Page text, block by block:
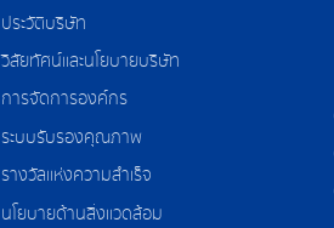
ประวัติบริษัท
วิสัยทัศน์และนโยบายบริษัท
การจัดการองค์กร
ระบบรับรองคุณภาพ
รางวัลแห่งความสำเร็จ
นโยบายด้านสิ่งแวดล้อม